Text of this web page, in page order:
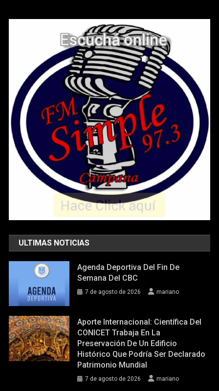
ULTIMAS NOTICIAS
Agenda Deportiva Del Fin De
Semana Del CBC
7 de agosto de 2026 mariano
Aporte Internacional: Científica Del
CONICET Trabaja En La
Preservación De Un Edificio
Histórico Que Podría Ser Declarado
Patrimonio Mundial
7 de agosto de 2026 mariano